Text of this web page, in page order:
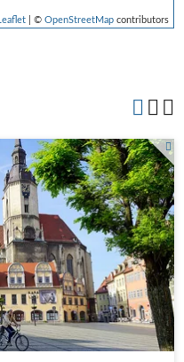
Leaflet| © OpenStreetMapcontributors